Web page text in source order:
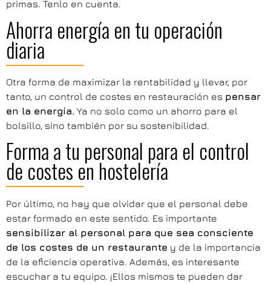
primas. Tenlo en cuenta.
Ahorra energía en tu operación
diaria
Otra forma de maximizar la rentabilidad y llevar, por
tanto, un control de costes en restauración es pensar
en la energía. Ya no solo como un ahorro para el
bolsillo, sino también por su sostenibilidad.
Forma a tu personal para el control
de costes en hostelería
Por último, no hay que olvidar que el personal debe
estar formado en este sentido. Es importante
sensibilizar al personal para que sea consciente
de los costes de un restaurante y de la importancia
de la eficiencia operativa. Además, es interesante
escuchar a tu equipo. ¡Ellos mismos te pueden dar